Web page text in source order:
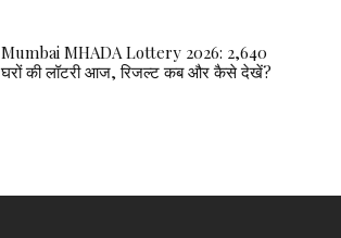
Mumbai MHADA Lottery 2026: 2,640
घरों की लॉटरी आज, रिजल्ट कब और कैसे देखें?